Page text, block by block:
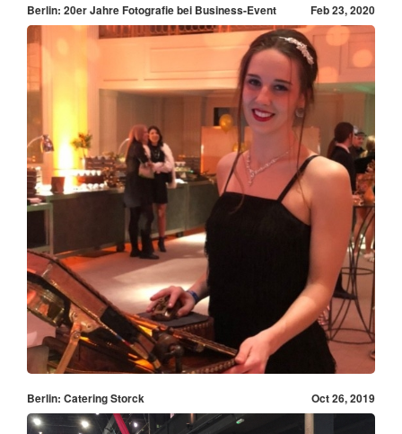
Berlin: 20er Jahre Fotografie bei Business-Event Feb 23, 2020
Berlin: Catering Storck Oct 26, 2019